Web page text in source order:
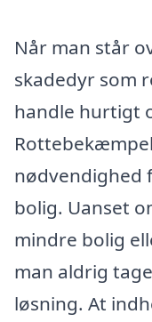
Når man står
skadedyr som
handle hurtigt
nødvendighed
bolig. Uanset
mindre bolig
man aldrig
løsning. At